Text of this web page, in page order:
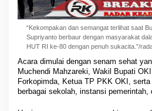
“Kekompakan dan semangat terlihat saat
Supriyanto berbaur dengan masyarakat
HUT RI ke-80 dengan penuh sukacita.”/
Acara dimulai dengan senam sehat
Muchendi Mahzareki, Wakil Bupati
Forkopimda, Ketua TP PKK OKI,
berbagai sekolah, instansi pemerintah,